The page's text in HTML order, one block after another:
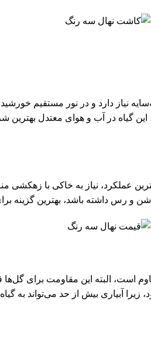
گیاه در آب و هوای معتدل بهترین
عملکرد، نیاز به خاکی با
و رس داشته باشد، بهترین گزینه
است، البته این مقاومت برای
آبیاری بیش از حد می‌تواند به